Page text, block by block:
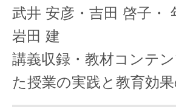
武井 安彦・吉田 啓子・
岩田 建
講義収録・教材コンテ
た授業の実践と教育効